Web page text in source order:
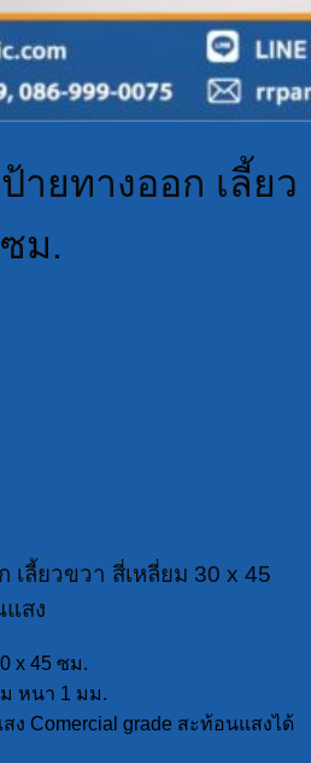
ายทางออก เลี้ยว
ม.
เลี้ยวขวา สี่เหลี่ยม 30 x 45
แสง
x 45 ซม.
หนา 1 มม.
ง Comercial grade สะท้อนแสงได้